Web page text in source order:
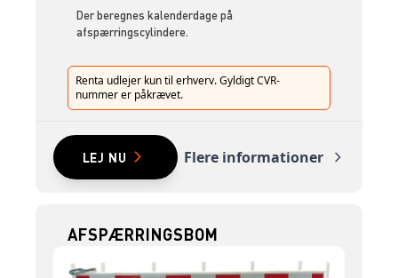
Der beregnes kalenderdage på
afspærringscylindere.
Renta udlejer kun til erhverv. Gyldigt CVR-
nummer er påkrævet.
LEJ NU Flere informationer
AFSPÆRRINGSBOM